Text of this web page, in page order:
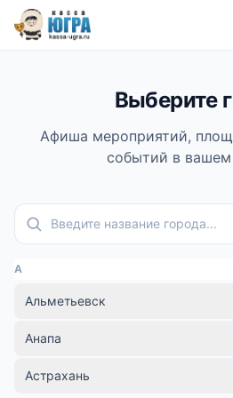
Выберите
Афиша мероприятий,
событий в вашем
Поиск города
А
Альметьевск
Анапа
Астрахань